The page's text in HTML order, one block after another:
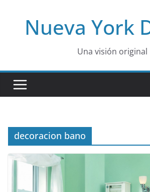
contentNueva York
Una visión original
decoracion bano